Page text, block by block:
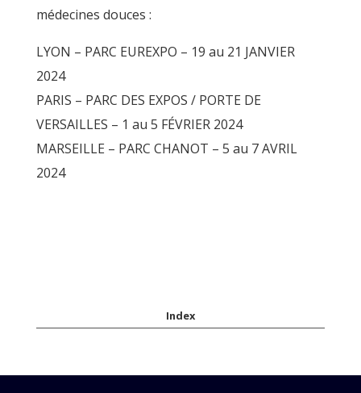
médecines douces :
LYON – PARC EUREXPO – 19 au 21 JANVIER
2024
PARIS – PARC DES EXPOS / PORTE DE
VERSAILLES – 1 au 5 FÉVRIER 2024
MARSEILLE – PARC CHANOT – 5 au 7 AVRIL
2024
Index